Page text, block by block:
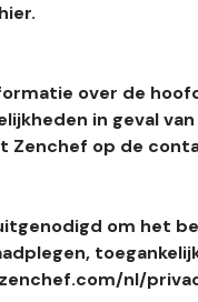
over de
in geval
Zenchef op de
om het
nl/